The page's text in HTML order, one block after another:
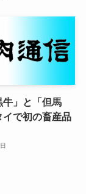
牛」と「但馬
イで初の畜産品